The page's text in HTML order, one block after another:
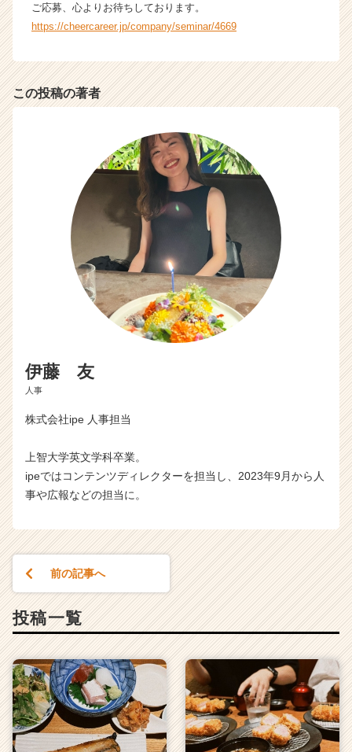
サ
イ
ャ
ア
（C
h
a
r
e
e
r）
ご応募、心よりお待ちしております。
https://cheercareer.jp/company/seminar/4669
この投稿の著者
伊藤 友
人事
株式会社ipe 人事担当
上智大学英文学科卒業。
ipeではコンテンツディレクターを担当し、2023年9月から人
事や広報などの担当に。
前の記事へ
投稿一覧